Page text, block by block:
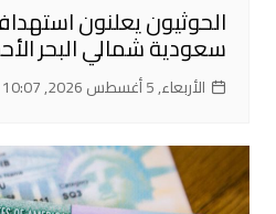
الحوثيون يعلنون
سعودية شمالي البحر
الأربعاء, 5 أغسطس 2026, 10:07